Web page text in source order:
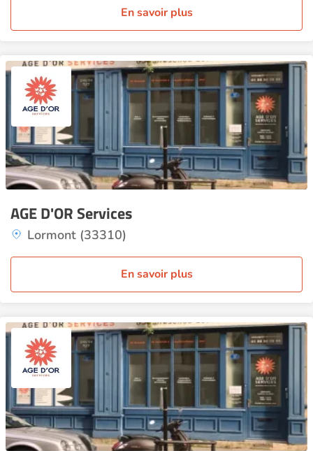
En savoir plus
AGE D'OR Services
Lormont (33310)
En savoir plus